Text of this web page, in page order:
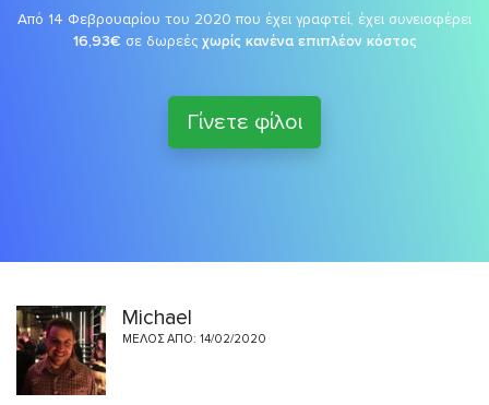
Από 14 Φεβρουαρίου του 2020 που έχει γραφτεί, έχει συνεισφέρει
16,93€ σε δωρεές χωρίς κανένα επιπλέον κόστος
Γίνετε φίλοι
Michael
ΜΈΛΟΣ ΑΠΌ: 14/02/2020